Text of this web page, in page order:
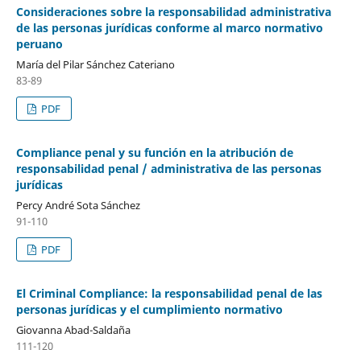
Consideraciones sobre la responsabilidad administrativa
de las personas jurídicas conforme al marco normativo
peruano
María del Pilar Sánchez Cateriano
83-89
PDF
Compliance penal y su función en la atribución de
responsabilidad penal / administrativa de las personas
jurídicas
Percy André Sota Sánchez
91-110
PDF
El Criminal Compliance: la responsabilidad penal de las
personas jurídicas y el cumplimiento normativo
Giovanna Abad-Saldaña
111-120